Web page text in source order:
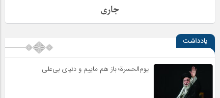
جاری
یادداشت
یوم‌الحسرة؛ باز هم ماییم و دنیای بی‌علی